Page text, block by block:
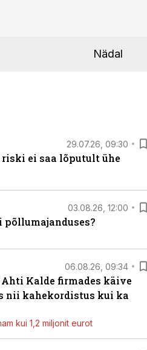
Nädal
29.07.26, 09:30
ei saa lõputult ühe
03.08.26, 12:00
põllumajanduses?
06.08.26, 09:34
Kalde firmades käive
nii kahekordistus kui ka
kui 1,2 miljonit eurot